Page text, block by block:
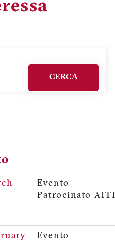
CERCA
Evento
Patrocinato AITI
Evento